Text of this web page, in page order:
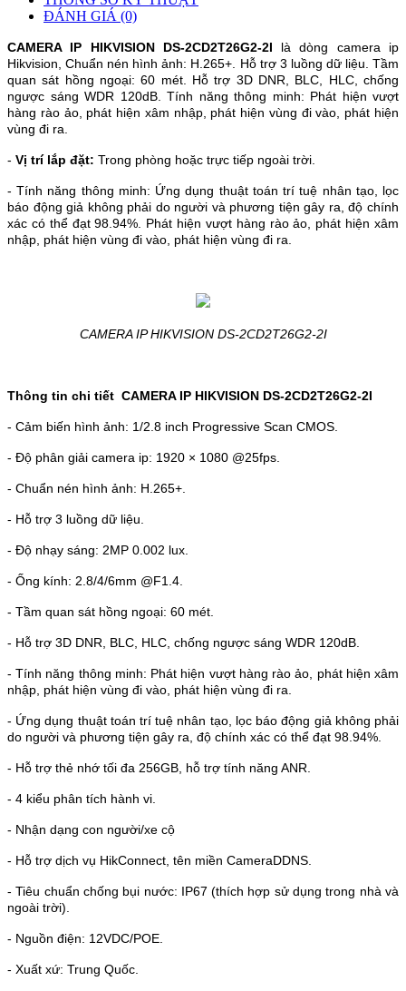
ĐÁNH GIÁ (0)
CAMERA IP HIKVISION DS-2CD2T26G2-2I là dòng camera ip
Hikvision, Chuẩn nén hình ảnh: H.265+. Hỗ trợ 3 luồng dữ liệu. Tầm
quan sát hồng ngoại: 60 mét. Hỗ trợ 3D DNR, BLC, HLC, chống
ngược sáng WDR 120dB. Tính năng thông minh: Phát hiện vượt
hàng rào ảo, phát hiện xâm nhập, phát hiện vùng đi vào, phát hiện
vùng đi ra.
- Vị trí lắp đặt: Trong phòng hoặc trực tiếp ngoài trời.
- Tính năng thông minh: Ứng dụng thuật toán trí tuệ nhân tạo, lọc
báo động giả không phải do người và phương tiện gây ra, độ chính
xác có thể đạt 98.94%. Phát hiện vượt hàng rào ảo, phát hiện xâm
nhập, phát hiện vùng đi vào, phát hiện vùng đi ra.
CAMERA IP HIKVISION DS-2CD2T26G2-2I
Thông tin chi tiết CAMERA IP HIKVISION DS-2CD2T26G2-2I
- Cảm biến hình ảnh: 1/2.8 inch Progressive Scan CMOS.
- Độ phân giải camera ip: 1920 × 1080 @25fps.
- Chuẩn nén hình ảnh: H.265+.
- Hỗ trợ 3 luồng dữ liệu.
- Độ nhạy sáng: 2MP 0.002 lux.
- Ống kính: 2.8/4/6mm @F1.4.
- Tầm quan sát hồng ngoại: 60 mét.
- Hỗ trợ 3D DNR, BLC, HLC, chống ngược sáng WDR 120dB.
- Tính năng thông minh: Phát hiện vượt hàng rào ảo, phát hiện xâm
nhập, phát hiện vùng đi vào, phát hiện vùng đi ra.
- Ứng dụng thuật toán trí tuệ nhân tạo, lọc báo động giả không phải
do người và phương tiện gây ra, độ chính xác có thể đạt 98.94%.
- Hỗ trợ thẻ nhớ tối đa 256GB, hỗ trợ tính năng ANR.
- 4 kiểu phân tích hành vi.
- Nhận dạng con người/xe cộ
- Hỗ trợ dịch vụ HikConnect, tên miền CameraDDNS.
- Tiêu chuẩn chống bụi nước: IP67 (thích hợp sử dụng trong nhà và
ngoài trời).
- Nguồn điện: 12VDC/POE.
- Xuất xứ: Trung Quốc.